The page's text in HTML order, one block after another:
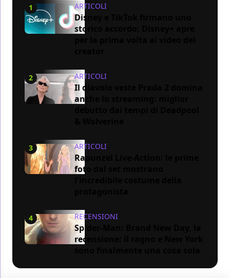
1 ARTICOLI
Disney e TikTok firmano uno
storico accordo: Disney+ apre
2 ARTICOLI
Il diavolo veste Prada 2 domina
anche lo streaming: miglior
3 ARTICOLI
Rapunzel Live-Action: le prime
foto dal set mostrano
4 RECENSIONI
Spider-Man: Brand New Day, la
recensione: il ragno e New York